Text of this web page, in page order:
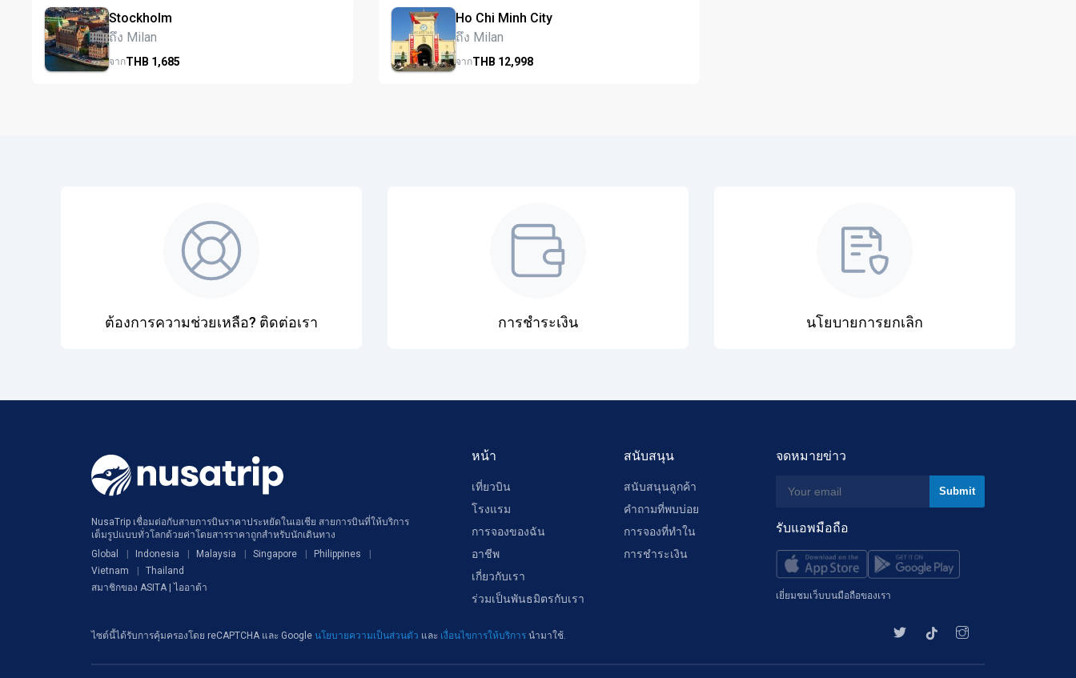
Stockholm
ถึง Milan
จากTHB 1,685
Ho Chi Minh City
ถึง Milan
จากTHB 12,998
ต้องการความช่วยเหลือ? ติดต่อเรา การชำระเงิน นโยบายการยกเลิก
NusaTrip เชื่อมต่อกับสายการบินราคาประหยัดในเอเชีย สายการบินที่ให้บริการ
เต็มรูปแบบทั่วโลกด้วยค่าโดยสารราคาถูกสำหรับนักเดินทาง
Global
Indonesia Malaysia Singapore
Philippines
Vietnam
Thailand
สมาชิกของ ASITA | ไออาต้า
หน้า
เที่ยวบิน
โรงแรม
การจองของฉัน
อาชีพ
เกี่ยวกับเรา
ร่วมเป็นพันธมิตรกับเรา
สนับสนุน
สนับสนุนลูกค้า
คำถามที่พบบ่อย
การจองที่ทำใน
การชำระเงิน
จดหมายข่าว
รับแอพมือถือ
เยี่ยมชมเว็บบนมือถือของเรา
ไซต์นี้ได้รับการคุ้มครองโดย reCAPTCHA และ Google นโยบายความเป็นส่วนตัว และ เงื่อนไขการให้บริการ นำมาใช้.